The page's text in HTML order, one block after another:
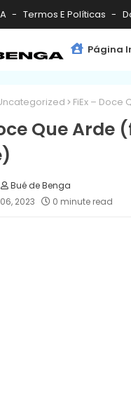
Termos E Políticas
Página
FiEx – Doce
Que Arde
Bué de Benga
2023
0 minute read